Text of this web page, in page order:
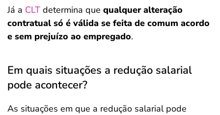
Já a CLT determina que qualquer alteração
contratual só é válida se feita de comum acordo
e sem prejuízo ao empregado.
Em quais situações a redução salarial
pode acontecer?
As situações em que a redução salarial pode